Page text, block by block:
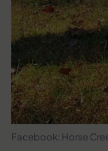
Facebook: Horse